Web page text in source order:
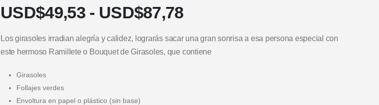
USD$49,53 - USD$87,78
Los girasoles irradian alegría y calidez, lograrás sacar una gran sonrisa a esa persona especial con
este hermoso Ramillete o Bouquet de Girasoles, que contiene
Girasoles
Follajes verdes
Envoltura en papel o plástico (sin base)